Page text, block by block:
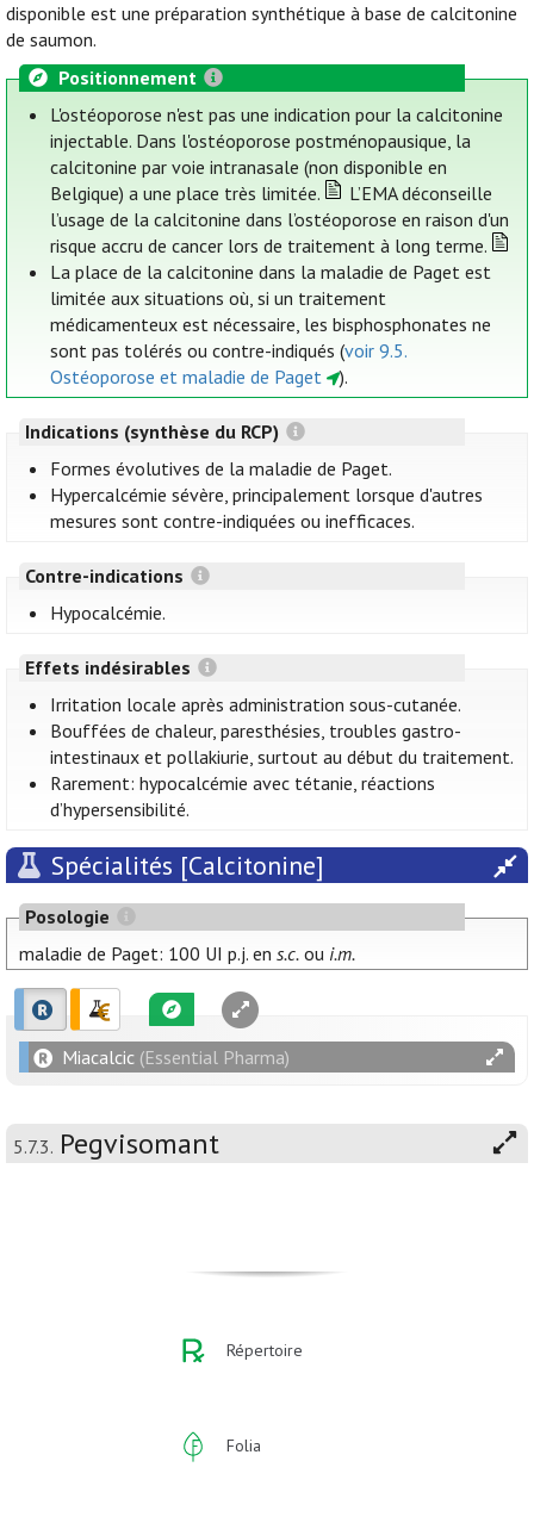
disponible est une préparation synthétique à base de calcitonine
de saumon.
Positionnement
L'ostéoporose n'est pas une indication pour la calcitonine
injectable. Dans l'ostéoporose postménopausique, la
calcitonine par voie intranasale (non disponible en
Belgique) a une place très limitée.
L’EMA déconseille
l’usage de la calcitonine dans l’ostéoporose en raison d'un
risque accru de cancer lors de traitement à long terme.
La place de la calcitonine dans la maladie de Paget est
limitée aux situations où, si un traitement
médicamenteux est nécessaire, les bisphosphonates ne
sont pas tolérés ou contre-indiqués (voir 9.5.
Ostéoporose et maladie de Paget
).
Indications (synthèse du RCP)
Formes évolutives de la maladie de Paget.
Hypercalcémie sévère, principalement lorsque d'autres
mesures sont contre-indiquées ou inefficaces.
Contre-indications
Hypocalcémie.
Effets indésirables
Irritation locale après administration sous-cutanée.
Bouffées de chaleur, paresthésies, troubles gastro-
intestinaux et pollakiurie, surtout au début du traitement.
Rarement: hypocalcémie avec tétanie, réactions
d’hypersensibilité.
Spécialités [Calcitonine]
Posologie
maladie de Paget: 100 UI p.j. en s.c. ou i.m.
Miacalcic (Essential Pharma)
5.7.3. Pegvisomant
Répertoire
Folia